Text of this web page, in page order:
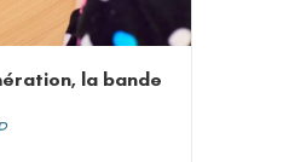
la bande